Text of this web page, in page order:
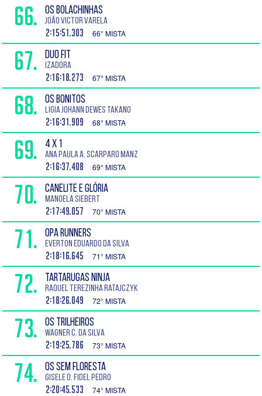
66. OS BOLACHINHAS
João Victor Varela
2:15:51.303 66° MISTA
67. DUO FIT
Izadora
2:16:18.273 67° MISTA
68. OS BONITOS
Ligia Johann Dewes Takano
2:16:31.909 68° MISTA
69. 4 X 1
Ana Paula A. Scarparo Manz
2:16:37.408 69° MISTA
70. CANELITE E GLÓRIA
Manoela Siebert
2:17:49.057 70° MISTA
71. OPA RUNNERS
Everton Eduardo da Silva
2:18:16.645 71° MISTA
72. TARTARUGAS NINJA
Raquel Terezinha Ratajczyk
2:18:26.049 72° MISTA
73. OS TRILHEIROS
Wagner C. da Silva
2:19:25.786 73° MISTA
74. OS SEM FLORESTA
Gisele O. Fidel Pedro
2:20:45.533 74° MISTA